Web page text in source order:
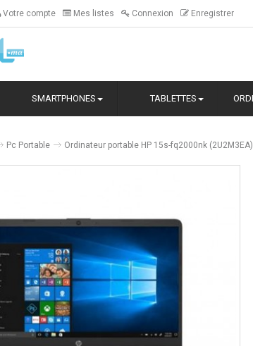
Votre compte Mes listes Connexion Enregistrer
SMARTPHONES TABLETTES
Pc Portable Ordinateur portable HP 15s-fq2000nk (2U2M3EA)